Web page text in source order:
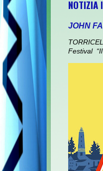
NOTIZIA
JOHN
Festival